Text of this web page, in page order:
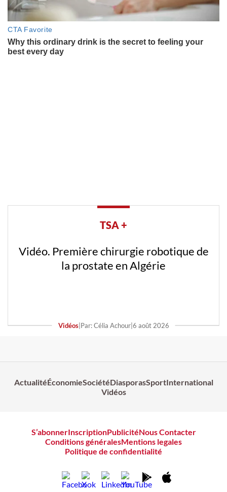
TSA +
Vidéo. Première chirurgie robotique de
la prostate en Algérie
Vidéos| Par: Célia Achour| 6 août 2026
ActualitéÉconomieSociétéDiasporasSportInternational
Vidéos
S’abonnerInscriptionPublicitéNous Contacter
Conditions généralesMentions legales
Politique de confidentialité